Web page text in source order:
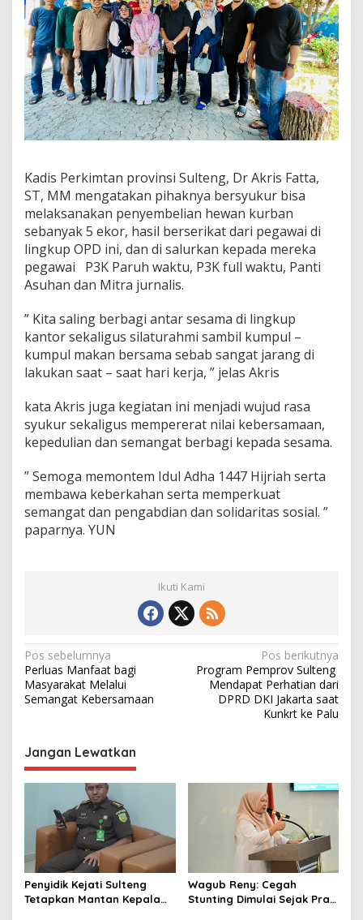
Kadis Perkimtan provinsi Sulteng, Dr Akris Fatta,
ST, MM mengatakan pihaknya bersyukur bisa
melaksanakan penyembelian hewan kurban
sebanyak 5 ekor, hasil berserikat dari pegawai di
lingkup OPD ini, dan di salurkan kepada mereka
pegawai P3K Paruh waktu, P3K full waktu, Panti
Asuhan dan Mitra jurnalis.
” Kita saling berbagi antar sesama di lingkup
kantor sekaligus silaturahmi sambil kumpul –
kumpul makan bersama sebab sangat jarang di
lakukan saat – saat hari kerja, ” jelas Akris
kata Akris juga kegiatan ini menjadi wujud rasa
syukur sekaligus mempererat nilai kebersamaan,
kepedulian dan semangat berbagi kepada sesama.
” Semoga memontem Idul Adha 1447 Hijriah serta
membawa keberkahan serta memperkuat
semangat dan pengabdian dan solidaritas sosial. ”
paparnya. YUN
Ikuti Kami
N
a
v
g
a
p
o
s
Pos sebelumnya
Perluas Manfaat bagi
Masyarakat Melalui
Semangat Kebersamaan
Pos berikutnya
Program Pemprov Sulteng
Mendapat Perhatian dari
DPRD DKI Jakarta saat
Kunkrt ke Palu
Jangan Lewatkan
Penyidik Kejati Sulteng
Tetapkan Mantan Kepala
Wagub Reny: Cegah
Stunting Dimulai Sejak Pra